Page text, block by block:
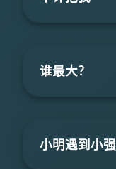
谁最大？
小明遇到小强